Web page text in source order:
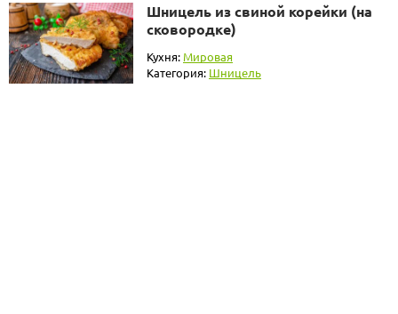
Шницель из свиной корейки (на
сковородке)
Кухня: Мировая
Категория: Шницель